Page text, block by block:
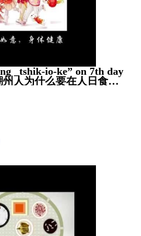
_tshik-io-ke” on 7th day
州人为什么要在人日食七